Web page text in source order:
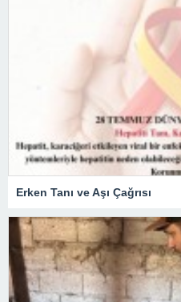
Erken Tanı ve Aşı Çağrısı